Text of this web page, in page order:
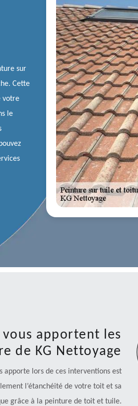
sur
Cette
votre
le
apportent les
de KG Nettoyage
apporte lors de ces interventions est
l’étanchéité de votre toit et sa
grâce à la peinture de toit et tuile.